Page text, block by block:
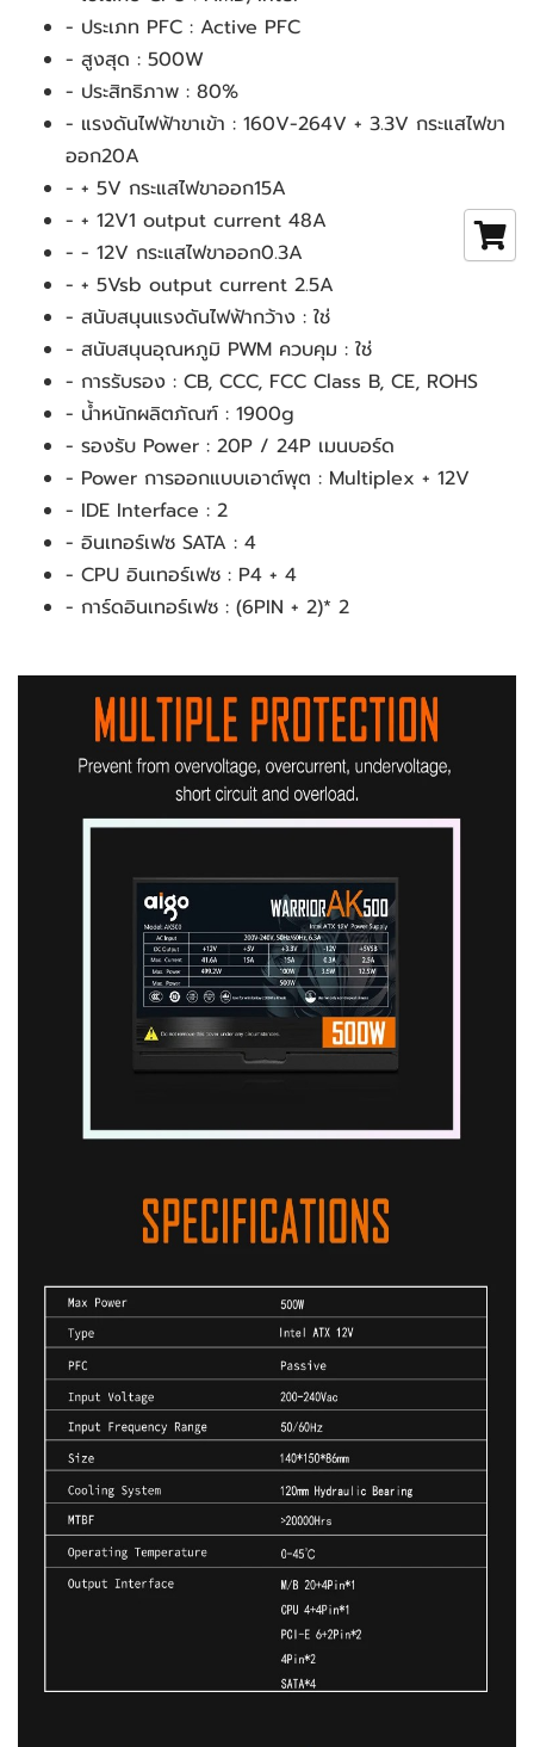
- ประเภท PFC : Active PFC
- สูงสุด : 500W
- ประสิทธิภาพ : 80%
- แรงดันไฟฟ้าขาเข้า : 160V-264V + 3.3V กระแสไฟขา
ออก20A
- + 5V กระแสไฟขาออก15A
- + 12V1 output current 48A
- - 12V กระแสไฟขาออก0.3A
- + 5Vsb output current 2.5A
- สนับสนุนแรงดันไฟฟ้ากว้าง : ใช่
- สนับสนุนอุณหภูมิ PWM ควบคุม : ใช่
- การรับรอง : CB, CCC, FCC Class B, CE, ROHS
- น้ำหนักผลิตภัณฑ์ : 1900g
- รองรับ Power : 20P / 24P เมนบอร์ด
- Power การออกแบบเอาต์พุต : Multiplex + 12V
- IDE Interface : 2
- อินเทอร์เฟซ SATA : 4
- CPU อินเทอร์เฟซ : P4 + 4
- การ์ดอินเทอร์เฟซ : (6PIN + 2)* 2